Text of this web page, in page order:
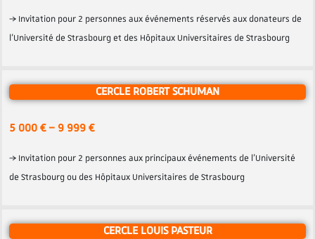
→ Invitation pour 2 personnes aux événements réservés aux donateurs de
l’Université de Strasbourg et des Hôpitaux Universitaires de Strasbourg
CERCLE ROBERT SCHUMAN
5 000 € – 9 999 €
→ Invitation pour 2 personnes aux principaux événements de l’Université
de Strasbourg ou des Hôpitaux Universitaires de Strasbourg
CERCLE LOUIS PASTEUR